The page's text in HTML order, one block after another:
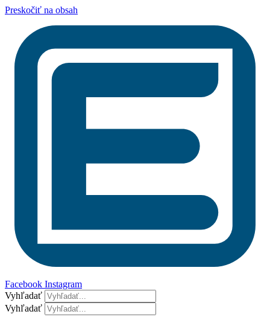
Preskočiť na obsah
Facebook Instagram
Vyhľadať
Vyhľadať